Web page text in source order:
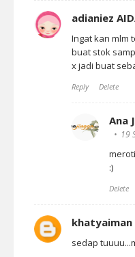
adianiez
Ingat kan mlm
buat stok
x jadi buat
Reply Delete
Ana
19
:)
Delete
khatyaiman
sedap